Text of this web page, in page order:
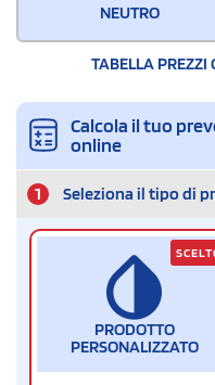
NEUTRO
TABELLA
Calcola il tuo
online
1 Seleziona il tipo di
PRODOTTO
PERSONALIZZATO